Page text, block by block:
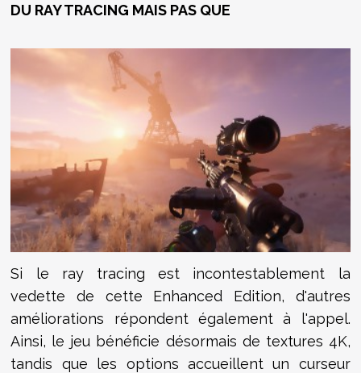
DU RAY TRACING MAIS PAS QUE
Si le ray tracing est incontestablement la
vedette de cette Enhanced Edition, d'autres
améliorations répondent également à l'appel.
Ainsi, le jeu bénéficie désormais de textures 4K,
tandis que les options accueillent un curseur